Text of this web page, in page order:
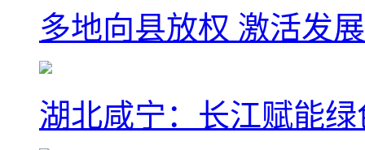
多地向县放权 激活发
湖北咸宁：长江赋能